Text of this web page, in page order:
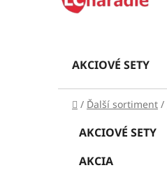
AKCIOVÉ SETY
Domov
/ Ďalší sortiment /
Preskočiť
kategórie
AKCIOVÉ SETY
AKCIA